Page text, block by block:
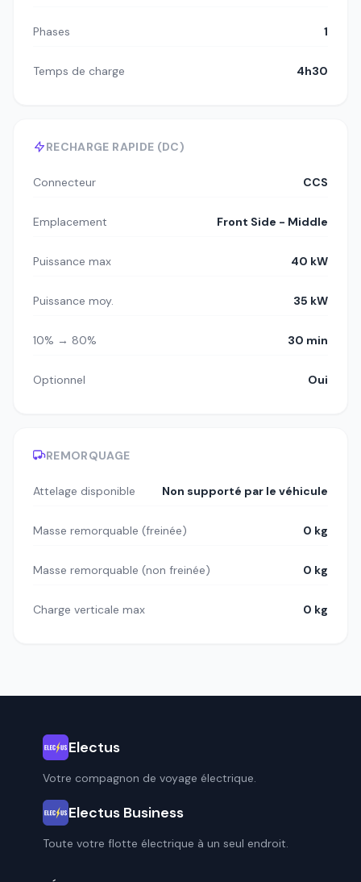
Phases 1
Temps de charge 4h30
RECHARGE RAPIDE (DC)
Connecteur CCS
Emplacement Front Side - Middle
Puissance max 40 kW
Puissance moy. 35 kW
10% → 80% 30 min
Optionnel Oui
REMORQUAGE
Attelage disponible Non supporté par le véhicule
Masse remorquable (freinée) 0 kg
Masse remorquable (non freinée) 0 kg
Charge verticale max 0 kg
Electus
Votre compagnon de voyage électrique.
Electus Business
Toute votre flotte électrique à un seul endroit.